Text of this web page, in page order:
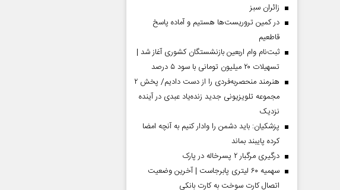
‌زائران سبز
در کمین تروریست‌ها هستیم و آماده پاسخ
قاطعیم
ثبت‌نام وام اربعین بازنشستگان کشوری آغاز شد |
تسهیلات ۲۰ میلیون تومانی با سود ۵ درصد
هنرمند منحصر‌به‌فردی را از دست دادیم/ پخش ۲
مجموعه تلویزیونی جدید زنده‌یاد عبدی در آینده
نزدیک
پزشکیان: باید دشمن را وادار کنیم به آنچه امضا
کرده پایبند بماند
درگیری مرگبار ۲ پسرخاله در پارک
سهمیه ۶۰ لیتری پابرجاست | آخرین وضعیت
اتصال کارت سوخت به کارت بانکی